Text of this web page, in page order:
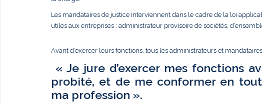
Les mandataires de justice interviennent dans le cadre de la loi
utiles aux entreprises : administrateur provisoire de sociétés,
Avant d’exercer leurs fonctions, tous les administrateurs et
« Je jure d’exercer mes fonctions
probité, et de me conformer en
ma profession ».